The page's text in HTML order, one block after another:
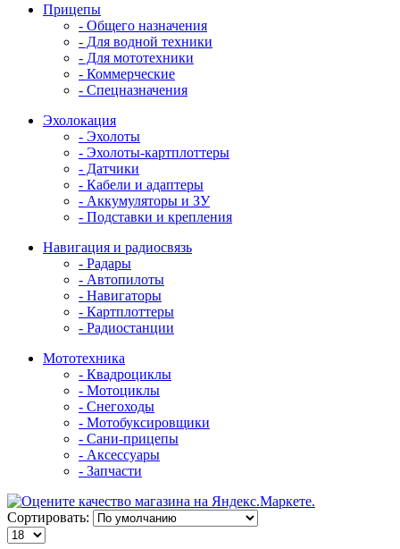
Прицепы
- Общего назначения
- Для водной техники
- Для мототехники
- Коммерческие
- Спецназначения
Эхолокация
- Эхолоты
- Эхолоты-картплоттеры
- Датчики
- Кабели и адаптеры
- Аккумуляторы и ЗУ
- Подставки и крепления
Навигация и радиосвязь
- Радары
- Автопилоты
- Навигаторы
- Картплоттеры
- Радиостанции
Мототехника
- Квадроциклы
- Мотоциклы
- Снегоходы
- Мотобуксировщики
- Сани-прицепы
- Аксессуары
- Запчасти
Сортировать: